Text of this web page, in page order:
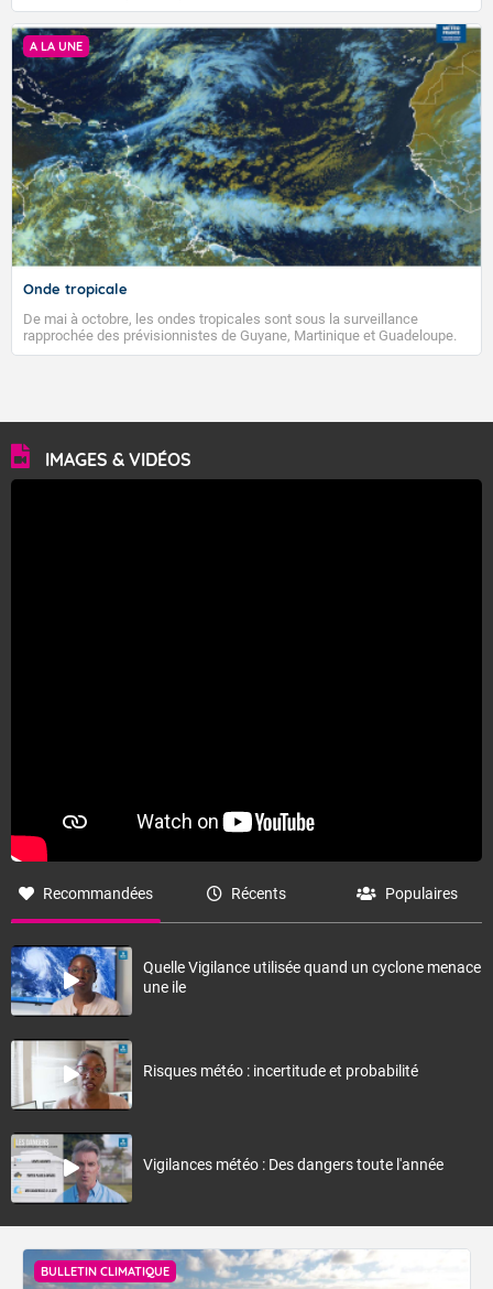
Accéder au site de Météo-France
l’activité « sargassique » permettant un suivi satellitaire régulier.
A LA UNE
Onde tropicale
De mai à octobre, les ondes tropicales sont sous la surveillance
rapprochée des prévisionnistes de Guyane, Martinique et Guadeloupe.
En effet, les 40 à 50 ondes qui traversent l’Atlantique de mai à octobre
Antilles, nous vous proposons donc un petit tour d’horizon sur le sujet.
IMAGES & VIDÉOS
Recommandées Récents Populaires
Quelle Vigilance utilisée quand un cyclone menace
une ile
Risques météo : incertitude et probabilité
Vigilances météo : Des dangers toute l'année
BULLETIN CLIMATIQUE